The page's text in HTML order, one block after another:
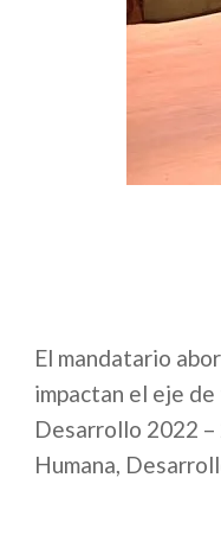
El mandatario
impactan el eje
Desarrollo 2022 –
Humana,